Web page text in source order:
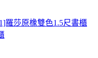
羅莎原橡雙色1.5尺書櫃